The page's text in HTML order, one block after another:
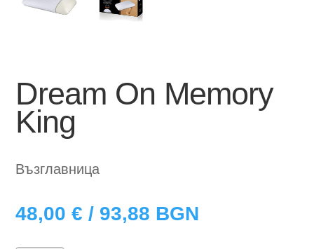
Dream On Memory
King
Възглавница
48,00€ / 93,88 BGN